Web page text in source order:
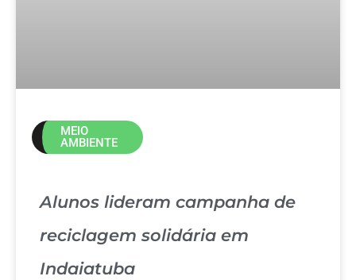
MEIO
AMBIENTE
Alunos lideram campanha de
reciclagem solidária em
Indaiatuba